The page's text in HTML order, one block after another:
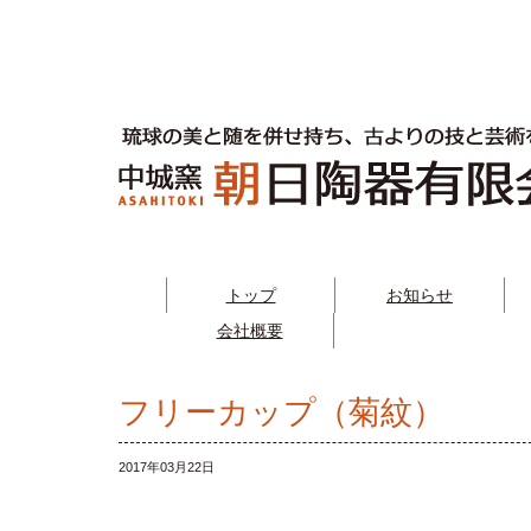
トップ
お知らせ
会社概要
フリーカップ（菊紋）
2017年03月22日